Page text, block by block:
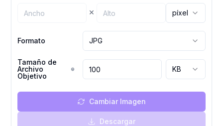
× píxel
Formato JPG
Tamaño de
Archivo
Objetivo
KB
Cambiar Imagen
Descargar